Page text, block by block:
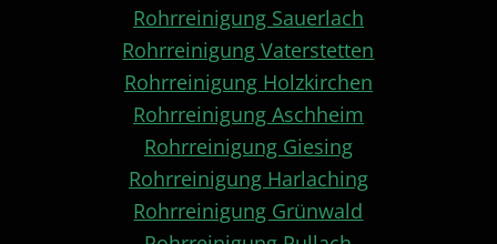
Rohrreinigung Sauerlach
Rohrreinigung Vaterstetten
Rohrreinigung Holzkirchen
Rohrreinigung Aschheim
Rohrreinigung Giesing
Rohrreinigung Harlaching
Rohrreinigung Grünwald